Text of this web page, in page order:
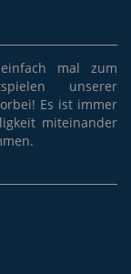
mal zum
unserer
Es ist immer
miteinander